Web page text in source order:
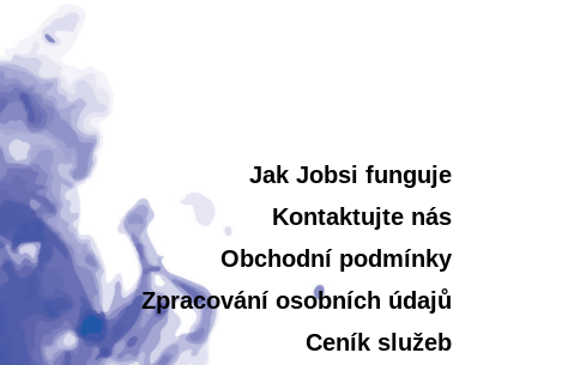
Jak Jobsi funguje
Kontaktujte nás
Obchodní podmínky
Zpracování osobních údajů
Ceník služeb